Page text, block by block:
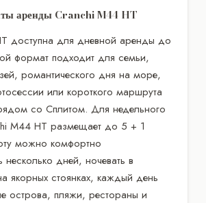
аренды Cranchi M44 HT
доступна для дневной аренды до
формат подходит для семьи,
романтического дня на море,
или короткого маршрута
со Сплитом. Для недельного
M44 HT размещает до 5 + 1
можно комфортно
несколько дней, ночевать в
якорных стоянках, каждый день
острова, пляжи, рестораны и